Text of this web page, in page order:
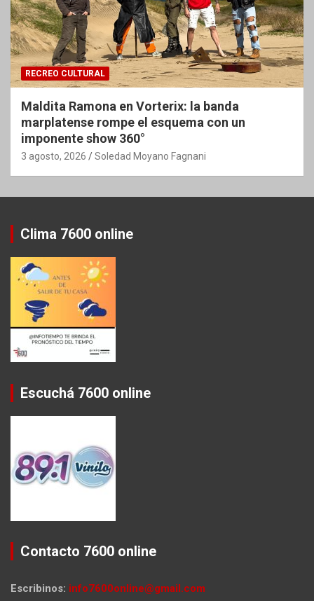
RECREO CULTURAL
Maldita Ramona en Vorterix: la banda
marplatense rompe el esquema con un
imponente show 360°
3 agosto, 2026 Soledad Moyano Fagnani
Clima 7600 online
Escuchá 7600 online
Contacto 7600 online
Escribinos: info7600online@gmail.com